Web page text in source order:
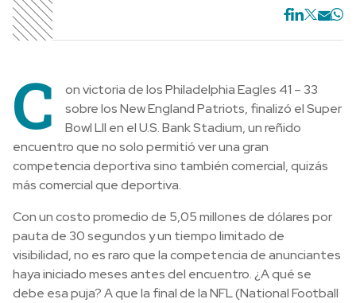
C
on victoria de los Philadelphia Eagles 41 – 33
sobre los New England Patriots, finalizó el Super
Bowl LII en el U.S. Bank Stadium, un reñido
encuentro que no solo permitió ver una gran
competencia deportiva sino también comercial, quizás
más comercial que deportiva.
Con un costo promedio de 5,05 millones de dólares por
pauta de 30 segundos y un tiempo limitado de
visibilidad, no es raro que la competencia de anunciantes
haya iniciado meses antes del encuentro. ¿A qué se
debe esa puja? A que la final de la NFL (National Football